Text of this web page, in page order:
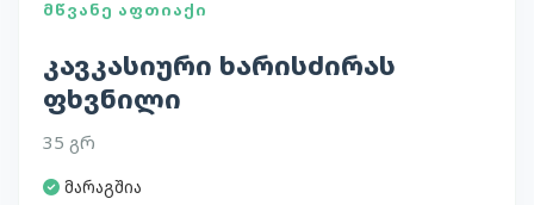
ᲛᲬᲕᲐᲜᲔ ᲐᲤᲗᲘᲐᲥᲘ
კავკასიური ხარისძირას
ფხვნილი
35 გრ
მარაგშია